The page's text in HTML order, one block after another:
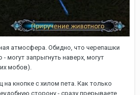
атмосфера. Обидно, что черепашки
могут запрыгнуть наверх, могут
мобов).
на кнопке с хилом пета. Как только
сторону - сразу прерываете